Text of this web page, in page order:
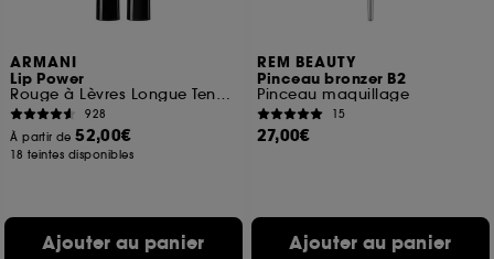
ARMANI
Lip Power
Rouge à Lèvres Longue Tenue et Couleur Intense
928
À partir de52,00€
18 teintes disponibles
Ajouter au panier
REM BEAUTY
Pinceau bronzer B2
Pinceau maquillage
15
27,00€
Ajouter au panier